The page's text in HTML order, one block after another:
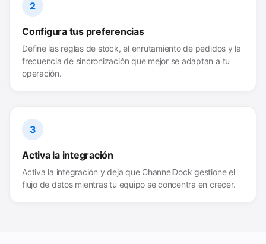
2
Configura tus preferencias
Define las reglas de stock, el enrutamiento de pedidos y la
frecuencia de sincronización que mejor se adaptan a tu
operación.
3
Activa la integración
Activa la integración y deja que ChannelDock gestione el
flujo de datos mientras tu equipo se concentra en crecer.